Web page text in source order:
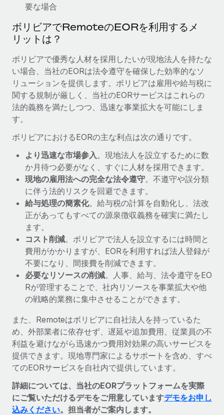
詳細を見る
給与詐欺：種類、事例、ビジネスを守る方法
給与, 賃金は詐欺の特に魅力的な標的です。多額の資金がシステ
ム間で頻繁に移動しているためです。このため、自社のビジネス
を保護することは極めて重要です。...
詳細を見る
要な場合
ボリビアでRemoteのEORを利用するメ
リットは？
ボリビアで優秀な人材を採用したいが現地法人を持たな
い場合、当社のEORは法令遵守を確保した効率的なソ
リューションを提供します。ボリビアは雇用や給与税に
関する規制が厳しく、当社のEORサービスはこれらの
法的義務を満たしつつ、迅速な事業拡大を可能にしま
す。
ボリビアにおけるEORの主な利点は次の通りです。
より迅速な市場参入 。現地法人を設立するために数
か月待つ必要がなく、すぐに人材を採用できます。
現地の雇用法への完全な法令遵守。不遵守や誤分類
に伴う法的リスクを回避できます。
給与処理の簡素化。給与税の計算を自動化し、法改
正があってもすべての源泉徴収義務を確実に満たし
ます。
コスト削減。ボリビアで法人を設立するには時間と
費用がかかりますが、EORを利用すれば法人登録が
不要になり、間接費を削減できます。
必要なリソースの削減。人事、給与、法令遵守をEO
Rが管理することで、社内リソースを事業拡大や他
の戦略的業務に集中させることができます。
また、Remoteはボリビアに自社法人を持っているた
め、外部業者に依存せず、遅延や追加費用、従業員の不
利益を避けながら迅速かつ費用対効果の高いサービスを
提供できます。現地専門家によるサポートを含め、すべ
てのEORサービスを自社内で提供しています。
詳細については、当社のEORプラットフォームを実際
にご覧いただけるデモをご用意していますデモをお申し
込みください。担当者がご案内します。